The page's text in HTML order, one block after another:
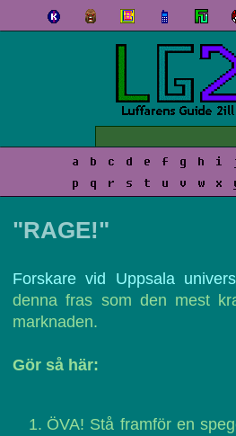
a b c d e f g h i
p
q r s t u v w x
"RAGE!"
Forskare vid Uppsala
denna fras som den mest
marknaden.
Gör så här:
ÖVA! Stå framför en